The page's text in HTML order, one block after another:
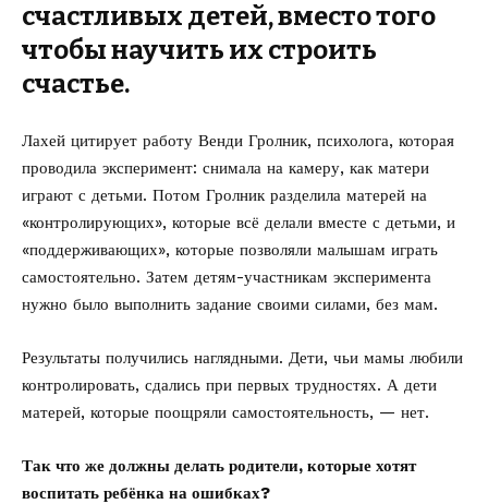
счастливых детей, вместо того
чтобы научить их строить
счастье.
Лахей цитирует работу Венди Гролник, психолога, которая
проводила эксперимент: снимала на камеру, как матери
играют с детьми. Потом Гролник разделила матерей на
«контролирующих», которые всё делали вместе с детьми, и
«поддерживающих», которые позволяли малышам играть
самостоятельно. Затем детям-участникам эксперимента
нужно было выполнить задание своими силами, без мам.
Результаты получились наглядными. Дети, чьи мамы любили
контролировать, сдались при первых трудностях. А дети
матерей, которые поощряли самостоятельность, — нет.
Так что же должны делать родители, которые хотят
воспитать ребёнка на ошибках?